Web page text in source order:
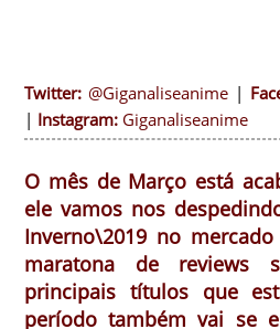
Twitter: @Giganaliseanime |
| Instagram: Giganaliseanime
O mês de Março está
ele vamos nos
Inverno\2019 no
maratona de reviews
principais títulos que
período também vai se